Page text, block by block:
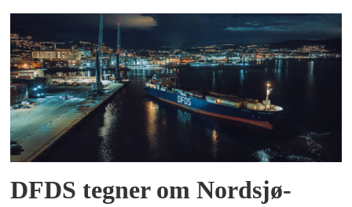
DFDS tegner om Nordsjø-